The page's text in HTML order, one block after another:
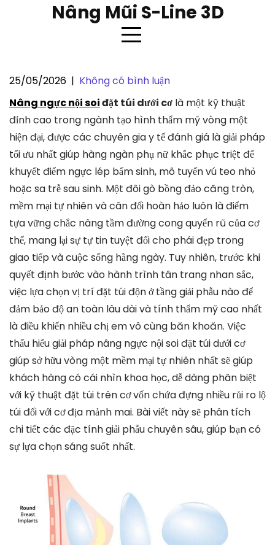
Nâng Mũi S-Line 3D
Nâng ngực nội soi đặt túi dưới cơ
và cách phân biệt trên cơ
25/05/2026 | Không có bình luận
Nâng ngực nội soiđặt túi dưới cơ là một kỹ thuật
đỉnh cao trong ngành tạo hình thẩm mỹ vòng một
hiện đại, được các chuyên gia y tế đánh giá là giải pháp
tối ưu nhất giúp hàng ngàn phụ nữ khắc phục triệt để
khuyết điểm ngực lép bẩm sinh, mô tuyến vú teo nhỏ
hoặc sa trễ sau sinh. Một đôi gò bồng đảo căng tròn,
mềm mại tự nhiên và cân đối hoàn hảo luôn là điểm
tựa vững chắc nâng tầm đường cong quyến rũ của cơ
thể, mang lại sự tự tin tuyệt đối cho phái đẹp trong
giao tiếp và cuộc sống hằng ngày. Tuy nhiên, trước khi
quyết định bước vào hành trình tân trang nhan sắc,
việc lựa chọn vị trí đặt túi độn ở tầng giải phẫu nào để
đảm bảo độ an toàn lâu dài và tính thẩm mỹ cao nhất
là điều khiến nhiều chị em vô cùng băn khoăn. Việc
thấu hiểu giải pháp nâng ngực nội soi đặt túi dưới cơ
giúp sở hữu vòng một mềm mại tự nhiên nhất sẽ giúp
khách hàng có cái nhìn khoa học, dễ dàng phân biệt
với kỹ thuật đặt túi trên cơ vốn chứa đựng nhiều rủi ro lộ
túi đối với cơ địa mảnh mai. Bài viết này sẽ phân tích
chi tiết các đặc tính giải phẫu chuyên sâu, giúp bạn có
sự lựa chọn sáng suốt nhất.